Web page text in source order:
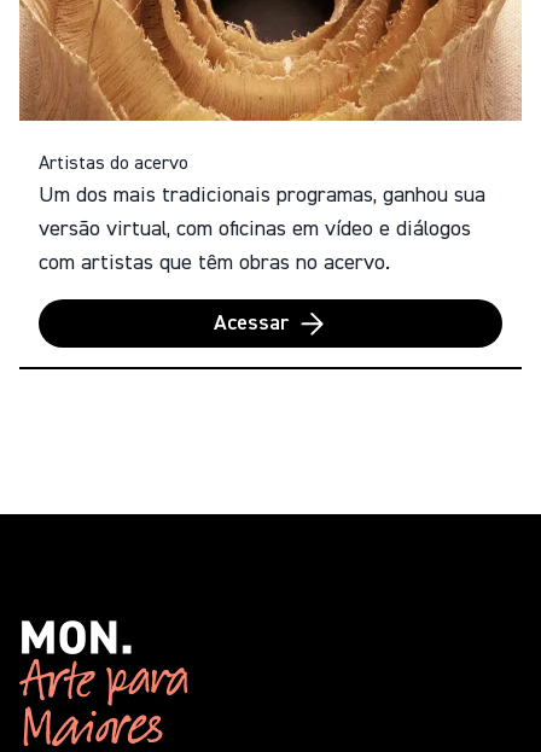
Artistas do acervo
Um dos mais tradicionais programas, ganhou sua
versão virtual, com oficinas em vídeo e diálogos
com artistas que têm obras no acervo.
Acessar